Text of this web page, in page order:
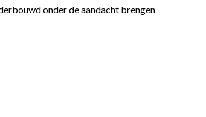
onder de aandacht brengen